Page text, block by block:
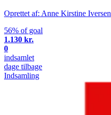
Oprettet af: Anne Kirstine Iversen
56% of goal
1.130 kr.
0
indsamlet
dage tilbage
Indsamling